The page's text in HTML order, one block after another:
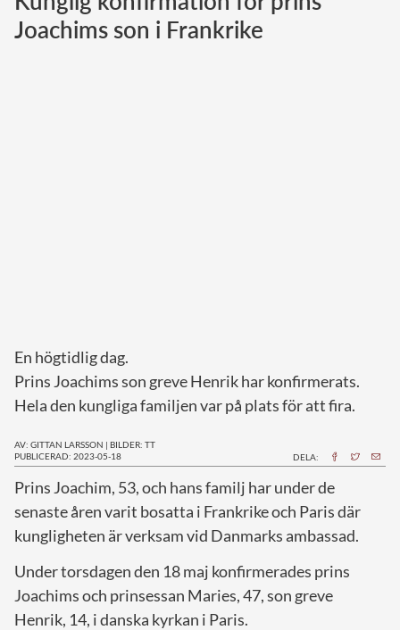
Norska kungahuset
Joachims son i Frankrike
En högtidlig dag.
Prins Joachims son greve Henrik har konfirmerats.
Hela den kungliga familjen var på plats för att fira.
AV: GITTAN LARSSON | BILDER: TT
PUBLICERAD: 2023-05-18
DELA:
Prins Joachim, 53, och hans familj har under de
senaste åren varit bosatta i Frankrike och Paris där
kungligheten är verksam vid Danmarks ambassad.
Under torsdagen den 18 maj konfirmerades prins
Joachims och prinsessan Maries, 47, son greve
Henrik, 14, i danska kyrkan i Paris.